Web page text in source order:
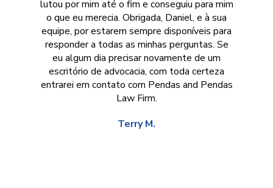
lutou por mim até o fim e conseguiu para mim
o que eu merecia. Obrigada, Daniel, e à sua
equipe, por estarem sempre disponíveis para
responder a todas as minhas perguntas. Se
eu algum dia precisar novamente de um
escritório de advocacia, com toda certeza
entrarei em contato com Pendas and Pendas
Law Firm.
Terry M.